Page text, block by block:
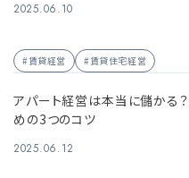
2025.06.10
#賃貸経営 #賃貸住宅経営
アパート経営は本当に儲かる
めの3つのコツ
2025.06.12